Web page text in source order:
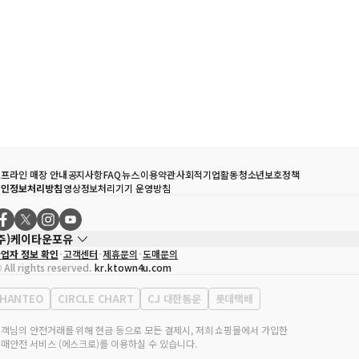
라인 매장 안내공지사항FAQ뉴스이용약관사회적기업활동청소년보호정책
정보처리방침영상정보처리기기 운영방침
)케이타운포유
자
송효민
업자등록번호
120-87-71116
판매업 신고번호 제2011-서울강남-02223
표전화
02-552-9855
자 정보 확인 고객센터 제휴문의 도매문의
rights reserved. kr.ktown4u.com
HANTEO CIRCLE CHART CJ 대한통운 롯데택배
님의 안전거래를 위해 현금 등으로 모든 결제시, 저희 쇼핑몰에서 가입한
안전 서비스 (에스크로)를 이용하실 수 있습니다.